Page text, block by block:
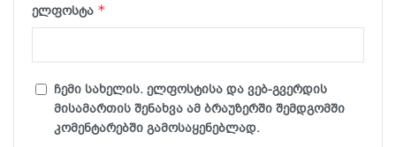
ელფოსტა *
ჩემი სახელის. ელფოსტისა და ვებ-გვერდის
მისამართის შენახვა ამ ბრაუზერში შემდგომში
კომენტარებში გამოსაყენებლად.